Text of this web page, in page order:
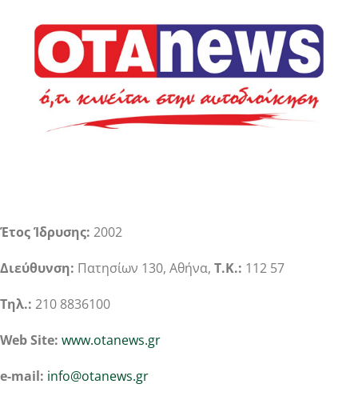
Έτος Ίδρυσης: 2002
Διεύθυνση: Πατησίων 130, Αθήνα, Τ.Κ.: 112 57
Τηλ.: 210 8836100
Web Site: www.otanews.gr
e-mail: info@otanews.gr